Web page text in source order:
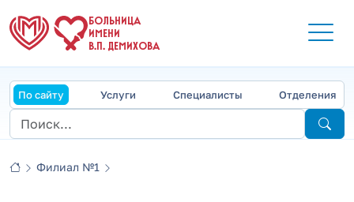
БОЛЬНИЦА
ИМЕНИ
В.П. ДЕМИХОВА
По сайту Услуги Специалисты Отделения
Филиал №1